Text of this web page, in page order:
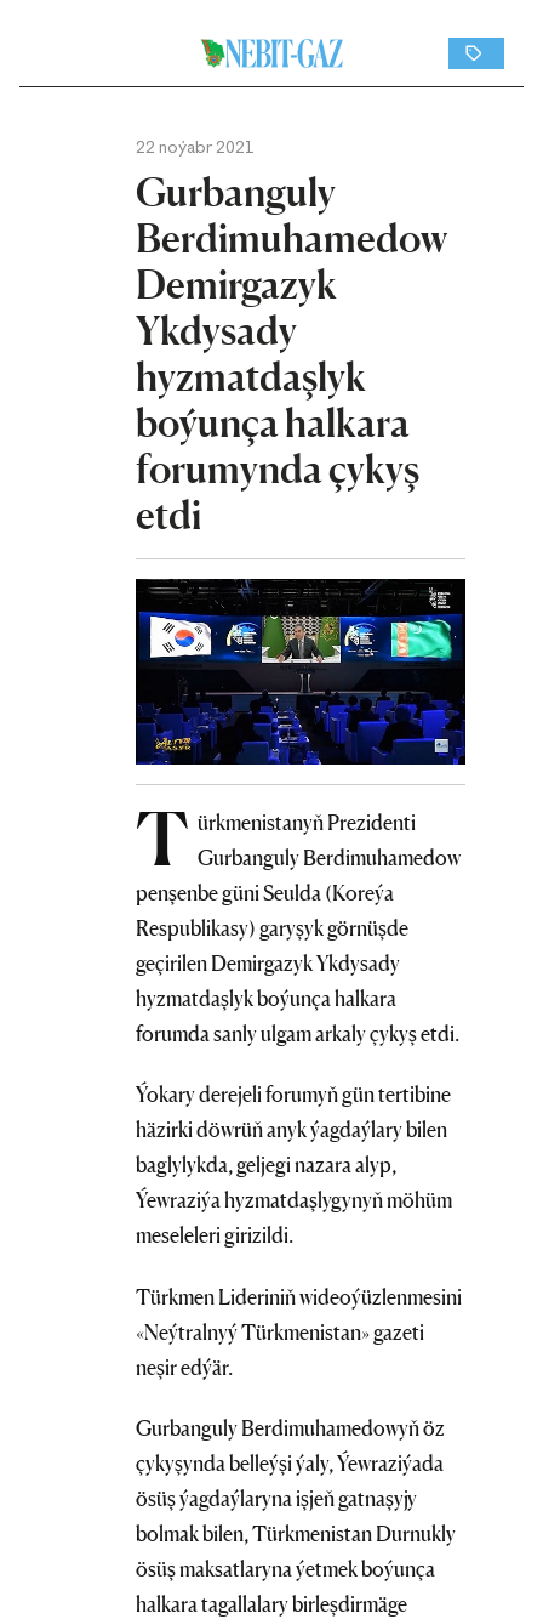
22 noýabr 2021
Gurbanguly
Berdimuhamedow
Demirgazyk
Ykdysady
hyzmatdaşlyk
boýunça halkara
forumynda çykyş
etdi
T ürkmenistanyň Prezidenti
Gurbanguly Berdimuhamedow
penşenbe güni Seulda (Koreýa
Respublikasy) garyşyk görnüşde
geçirilen Demirgazyk Ykdysady
hyzmatdaşlyk boýunça halkara
forumda sanly ulgam arkaly çykyş etdi.
Ýokary derejeli forumyň gün tertibine
häzirki döwrüň anyk ýagdaýlary bilen
baglylykda, geljegi nazara alyp,
Ýewraziýa hyzmatdaşlygynyň möhüm
meseleleri girizildi.
Türkmen Lideriniň wideoýüzlenmesini
«Neýtralnyý Türkmenistan» gazeti
neşir edýär.
Gurbanguly Berdimuhamedowyň öz
çykyşynda belleýşi ýaly, Ýewraziýada
ösüş ýagdaýlaryna işjeň gatnaşyjy
bolmak bilen, Türkmenistan Durnukly
ösüş maksatlaryna ýetmek boýunça
halkara tagallalary birleşdirmäge